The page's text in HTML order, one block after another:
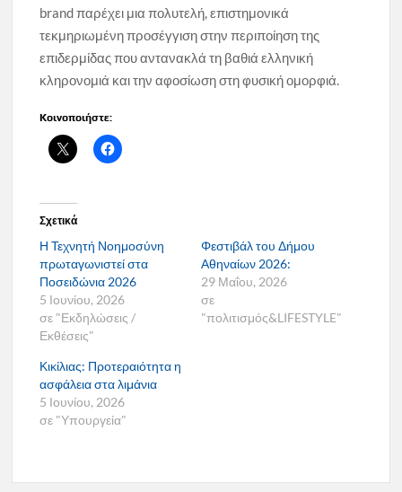
brand παρέχει μια πολυτελή, επιστημονικά
τεκμηριωμένη προσέγγιση στην περιποίηση της
επιδερμίδας που αντανακλά τη βαθιά ελληνική
κληρονομιά και την αφοσίωση στη φυσική ομορφιά.
Κοινοποιήστε:
Σχετικά
Η Τεχνητή Νοημοσύνη
πρωταγωνιστεί στα
Ποσειδώνια 2026
5 Ιουνίου, 2026
σε "Εκδηλώσεις /
Εκθέσεις"
Φεστιβάλ του Δήμου
Αθηναίων 2026:
29 Μαΐου, 2026
σε
"πολιτισμός&LIFESTYLE"
Κικίλιας: Προτεραιότητα η
ασφάλεια στα λιμάνια
5 Ιουνίου, 2026
σε "Υπουργεία"